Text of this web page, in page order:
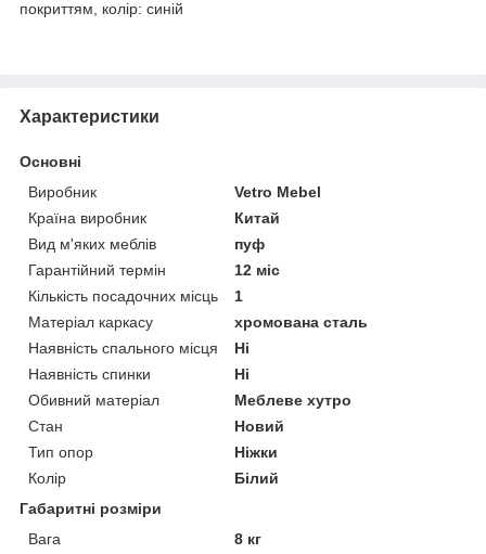
покриттям, колір: синій
Характеристики
Основні
Виробник
Vetro Mebel
Країна виробник
Китай
Вид м'яких меблів
пуф
Гарантійний термін
12 міс
Кількість посадочних місць
1
Матеріал каркасу
хромована сталь
Наявність спального місця
Ні
Наявність спинки
Ні
Обивний матеріал
Меблеве хутро
Стан
Новий
Тип опор
Ніжки
Колір
Білий
Габаритні розміри
Вага
8 кг